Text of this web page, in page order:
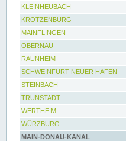
KLEINHEUBACH
KROTZENBURG
MAINFLINGEN
OBERNAU
RAUNHEIM
SCHWEINFURT NEUER HAFEN
STEINBACH
TRUNSTADT
WERTHEIM
WÜRZBURG
MAIN-DONAU-KANAL